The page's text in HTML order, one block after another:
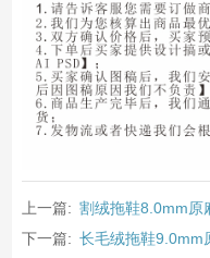
上一篇: 割绒拖鞋8.0mm原
下一篇: 长毛绒拖鞋9.0mm